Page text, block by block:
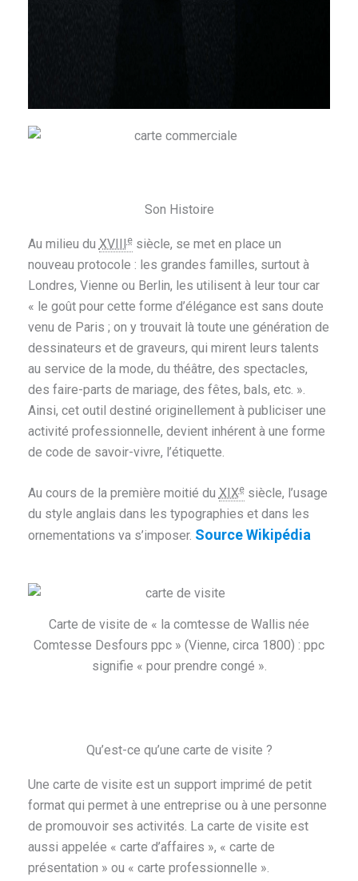
Son Histoire
Au milieu du XVIIIesiècle, se met en place un
nouveau protocole : les grandes familles, surtout à
Londres, Vienne ou Berlin, les utilisent à leur tour car
« le goût pour cette forme d’élégance est sans doute
venu de Paris ; on y trouvait là toute une génération de
dessinateurs et de graveurs, qui mirent leurs talents
au service de la mode, du théâtre, des spectacles,
des faire-parts de mariage, des fêtes, bals, etc. »
Ainsi, cet outil destiné originellement à publiciser une
activité professionnelle, devient inhérent à une forme
de code de savoir-vivre, l’étiquette.
Au cours de la première moitié du XIXesiècle, l’usage
du style anglais dans les typographies et dans les
ornementations va s’imposer. Source Wikipédia
Carte de visite de « la comtesse de Wallis née
Comtesse Desfours ppc » (Vienne, circa 1800) : ppc
signifie « pour prendre congé ».
Qu’est-ce qu’une carte de visite ?
Une carte de visite est un support imprimé de petit
format qui permet à une entreprise ou à une personne
de promouvoir ses activités. La carte de visite est
aussi appelée « carte d’affaires », « carte de
présentation » ou « carte professionnelle ».